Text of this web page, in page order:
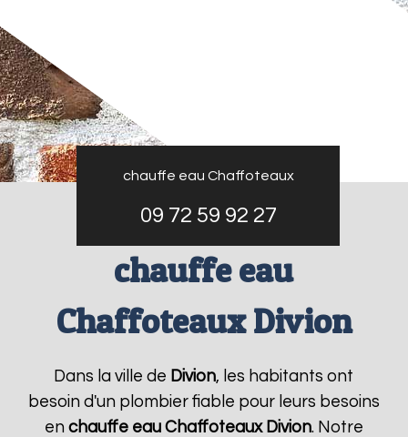
chauffe eau Chaffoteaux
09 72 59 92 27
chauffe eau
Chaffoteaux Divion
Dans la ville de Divion, les habitants ont
besoin d'un plombier fiable pour leurs besoins
en chauffe eau Chaffoteaux Divion. Notre